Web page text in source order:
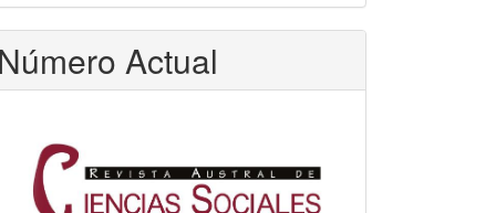
Actual